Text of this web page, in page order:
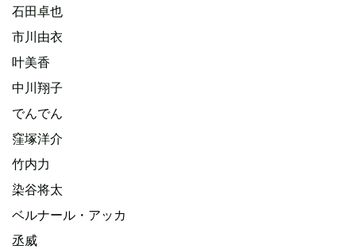
石田卓也
市川由衣
叶美香
中川翔子
でんでん
窪塚洋介
竹内力
染谷将太
ベルナール・アッカ
丞威